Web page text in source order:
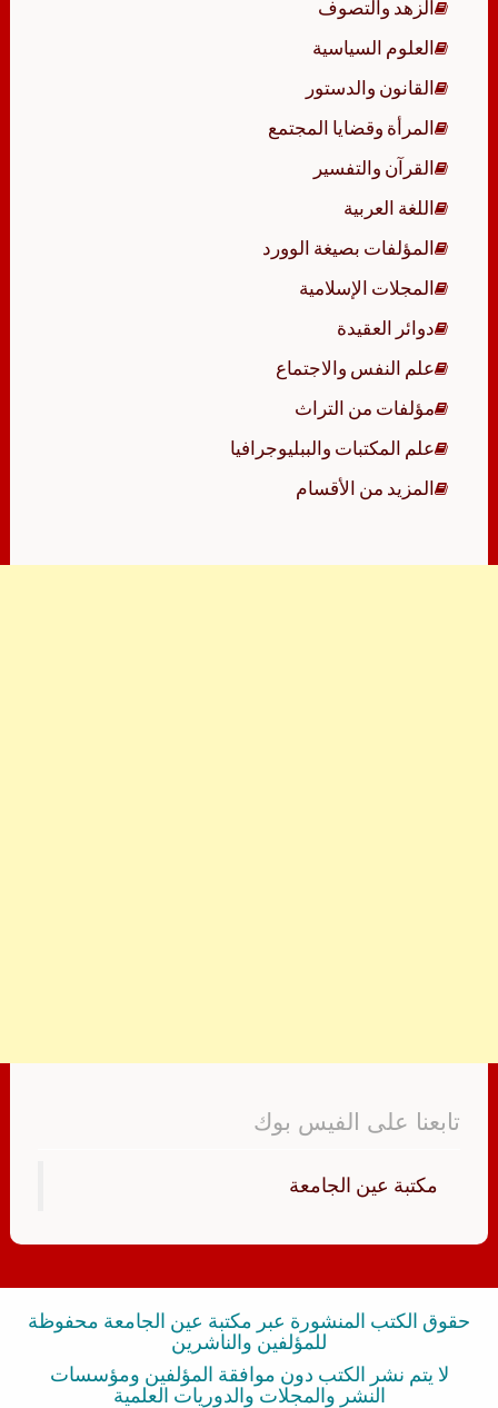
الزهد والتصوف
العلوم السياسية
القانون والدستور
المرأة وقضايا المجتمع
القرآن والتفسير
اللغة العربية
المؤلفات بصيغة الوورد
المجلات الإسلامية
دوائر العقيدة
علم النفس والاجتماع
مؤلفات من التراث
علم المكتبات والببليوجرافيا
المزيد من الأقسام
تابعنا على الفيس بوك
‏مكتبة عين الجامعة‏
حقوق الكتب المنشورة عبر مكتبة عين الجامعة محفوظة
للمؤلفين والناشرين
لا يتم نشر الكتب دون موافقة المؤلفين ومؤسسات
النشر والمجلات والدوريات العلمية